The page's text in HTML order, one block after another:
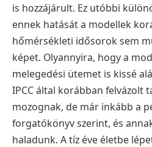
is hozzájárult. Ez utóbbi
ennek hatását a modellek
hőmérsékleti idősorok sem
képet. Olyannyira, hogy a
melegedési ütemet is kissé
IPCC által korábban felvázolt
mozognak, de már inkább a
forgatókönyv szerint, és
haladunk. A tíz éve életbe